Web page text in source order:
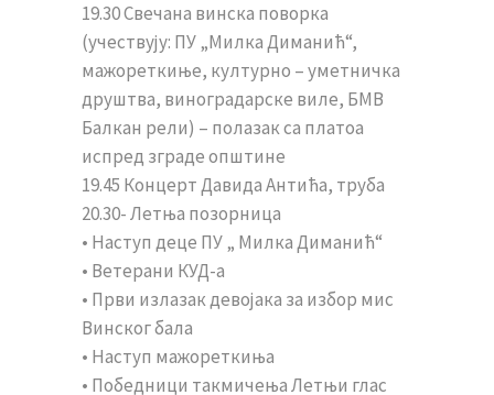
19.30 Свечана винска поворка
(учествују: ПУ „Милка Диманић“,
мажореткиње, културно – уметничка
друштва, виноградарске виле, БМВ
Балкан рели) – полазак са платоа
испред зграде општине
19.45 Концерт Давида Антића, труба
20.30- Летња позорница
• Наступ деце ПУ „ Милка Диманић“
• Ветерани КУД-а
• Први излазак девојака за избор мис
Винског бала
• Наступ мажореткиња
• Победници такмичења Летњи глас